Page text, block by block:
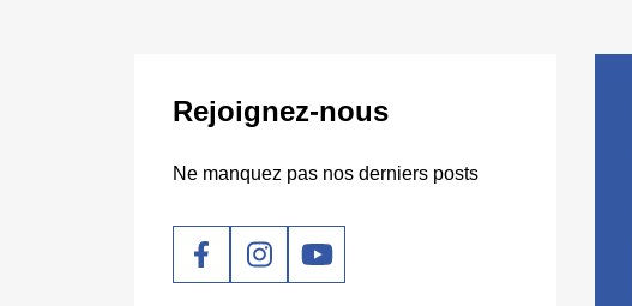
Rejoignez-nous
Ne manquez pas nos derniers posts
Social